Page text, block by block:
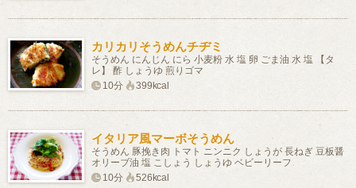
カリカリそうめんチヂミ
そうめん にんじん にら 小麦粉 水 塩 卵 ごま油 水 塩 【タ
レ】 酢 しょうゆ 煎りゴマ
10分
399kcal
イタリア風マーボそうめん
そうめん 豚挽き肉 トマト ニンニク しょうが 長ねぎ 豆板醤
オリーブ油 塩 こしょう しょうゆ ベビーリーフ
10分
526kcal